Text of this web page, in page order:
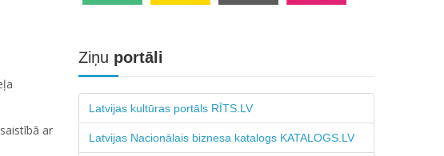
ar
Ziņu portāli
Latvijas kultūras portāls RĪTS.LV
Latvijas Nacionālais biznesa katalogs KATALOGS.LV